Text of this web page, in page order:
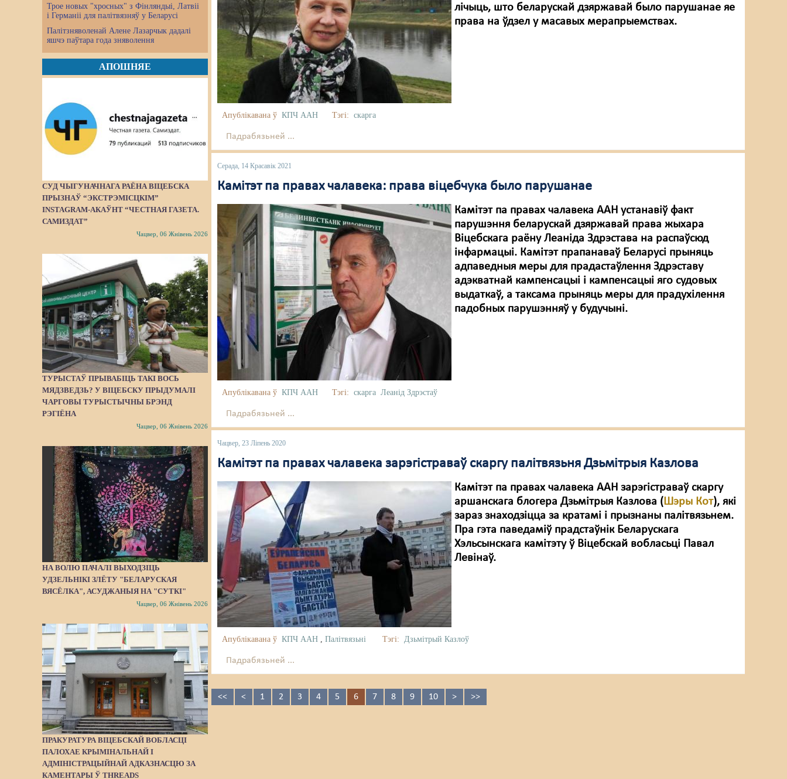
Трое новых "хросных" з Фінляндыі, Латвіі
і Германіі для палітвязняў у Беларусі
Палітзняволенай Алене Лазарчык дадалі
яшчэ паўтара года зняволення
АПОШНЯЕ
СУД ЧЫГУНАЧНАГА РАЁНА ВІЦЕБСКА
ПРЫЗНАЎ “ЭКСТРЭМІСЦКІМ”
INSTAGRAM-АКАЎНТ “ЧЕСТНАЯ ГАЗЕТА.
САМИЗДАТ”
Чацвер, 06 Жнівень 2026
ТУРЫСТАЎ ПРЫВАБІЦЬ ТАКІ ВОСЬ
МЯДЗВЕДЗЬ? У ВІЦЕБСКУ ПРЫДУМАЛІ
ЧАРГОВЫ ТУРЫСТЫЧНЫ БРЭНД
РЭГІЁНА
Чацвер, 06 Жнівень 2026
НА ВОЛЮ ПАЧАЛІ ВЫХОДЗІЦЬ
УДЗЕЛЬНІКІ ЗЛЁТУ "БЕЛАРУСКАЯ
ВЯСЁЛКА", АСУДЖАНЫЯ НА "СУТКІ"
Чацвер, 06 Жнівень 2026
ПРАКУРАТУРА ВІЦЕБСКАЙ ВОБЛАСЦІ
ПАЛОХАЕ КРЫМІНАЛЬНАЙ І
АДМІНІСТРАЦЫЙНАЙ АДКАЗНАСЦЮ ЗА
КАМЕНТАРЫ Ў THREADS
лічыць, што беларускай дзяржавай было парушанае яе
права на ўдзел у масавых мерапрыемствах.
Апублікавана ў КПЧ ААН Тэгі: скарга
Падрабязьней ...
Серада, 14 Красавік 2021
Камітэт па правах чалавека: права віцебчука было парушанае
Камітэт па правах чалавека ААН устанавіў факт
парушэння беларускай дзяржавай права жыхара
Віцебскага раёну Леаніда Здрэстава на распаўсюд
інфармацыі. Камітэт прапанаваў Беларусі прыняць
адпаведныя меры для прадастаўлення Здрэставу
адэкватнай кампенсацыі і кампенсацыі яго судовых
выдаткаў, а таксама прыняць меры для прадухілення
падобных парушэнняў у будучыні.
Апублікавана ў КПЧ ААН Тэгі: скарга Леанід Здрэстаў
Падрабязьней ...
Чацвер, 23 Ліпень 2020
Камітэт па правах чалавека зарэгістраваў скаргу палітвязьня Дзьмітрыя Казлова
Камітэт па правах чалавека ААН зарэгістраваў скаргу
аршанскага блогера Дзьмітрыя Казлова (Шэры Кот), які
зараз знаходзіцца за кратамі і прызнаны палітвязьнем.
Пра гэта паведаміў прадстаўнік Беларускага
Хэльсынскага камітэту ў Віцебскай вобласьці Павал
Левінаў.
Апублікавана ў КПЧ ААН ,Палітвязьні Тэгі: Дзьмітрый Казлоў
Падрабязьней ...
<< < 1 2 3 4 5 6 7 8 9 10 > >>